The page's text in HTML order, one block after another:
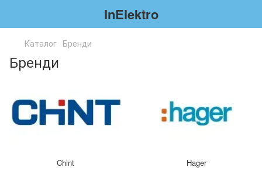
InElektro
Каталог Бренди
Бренди
Chint Hager